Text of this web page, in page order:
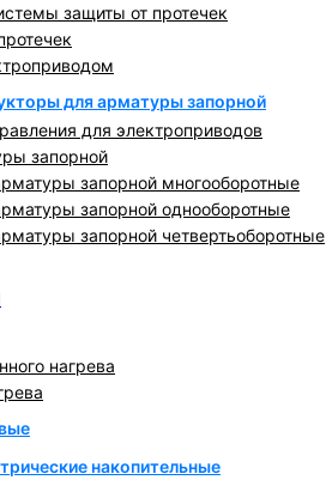
защиты от протечек
для арматуры запорной
для электроприводов
запорной
запорной многооборотные
запорной однооборотные
запорной четвертьоборотные
нагрева
накопительные